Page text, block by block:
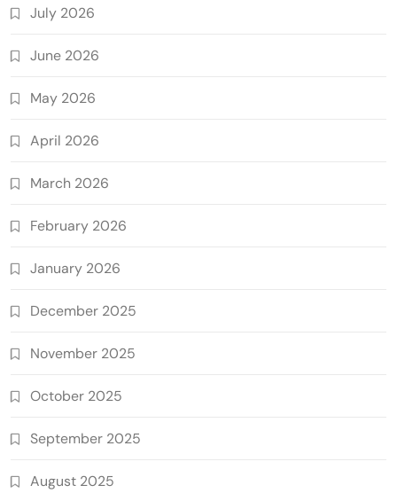
July 2026
June 2026
May 2026
April 2026
March 2026
February 2026
January 2026
December 2025
November 2025
October 2025
September 2025
August 2025